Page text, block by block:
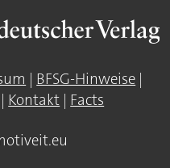
| BFSG-Hinweise |
| Kontakt | Facts